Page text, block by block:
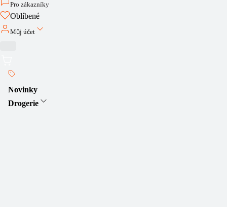
Pro zákazníky
Oblíbené
Můj účet
Novinky
Drogerie